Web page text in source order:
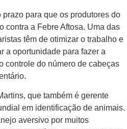
para que os produtores do
contra a Febre Aftosa. Uma das
têm de otimizar o trabalho e
a oportunidade para fazer a
controle do número de cabeças
que também é gerente
em identificação de animais.
aversivo por muitos